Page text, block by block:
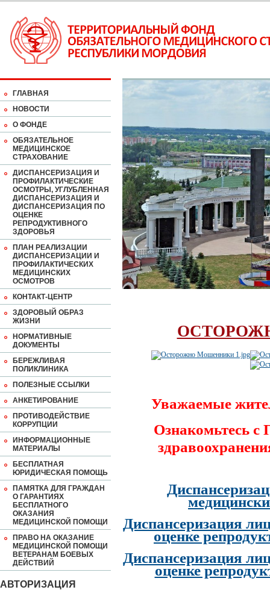
ГЛАВНАЯ
НОВОСТИ
О ФОНДЕ
ОБЯЗАТЕЛЬНОЕ
МЕДИЦИНСКОЕ
СТРАХОВАНИЕ
ДИСПАНСЕРИЗАЦИЯ И
ПРОФИЛАКТИЧЕСКИЕ
ОСМОТРЫ, УГЛУБЛЕННАЯ
ДИСПАНСЕРИЗАЦИЯ И
ДИСПАНСЕРИЗАЦИЯ ПО
ОЦЕНКЕ
РЕПРОДУКТИВНОГО
ЗДОРОВЬЯ
ПЛАН РЕАЛИЗАЦИИ
ДИСПАНСЕРИЗАЦИИ И
ПРОФИЛАКТИЧЕСКИХ
МЕДИЦИНСКИХ
ОСМОТРОВ
КОНТАКТ-ЦЕНТР
ЗДОРОВЫЙ ОБРАЗ
ЖИЗНИ
НОРМАТИВНЫЕ
ДОКУМЕНТЫ
БЕРЕЖЛИВАЯ
ПОЛИКЛИНИКА
ПОЛЕЗНЫЕ ССЫЛКИ
АНКЕТИРОВАНИЕ
ПРОТИВОДЕЙСТВИЕ
КОРРУПЦИИ
ИНФОРМАЦИОННЫЕ
МАТЕРИАЛЫ
БЕСПЛАТНАЯ
ЮРИДИЧЕСКАЯ ПОМОЩЬ
ПАМЯТКА ДЛЯ ГРАЖДАН
О ГАРАНТИЯХ
БЕСПЛАТНОГО
ОКАЗАНИЯ
МЕДИЦИНСКОЙ ПОМОЩИ
ПРАВО НА ОКАЗАНИЕ
МЕДИЦИНСКОЙ ПОМОЩИ
ВЕТЕРАНАМ БОЕВЫХ
ДЕЙСТВИЙ
АВТОРИЗАЦИЯ
Уважаемые
Ознакомьтесь
Диспансеризация
оценке
Диспансеризация
оценке